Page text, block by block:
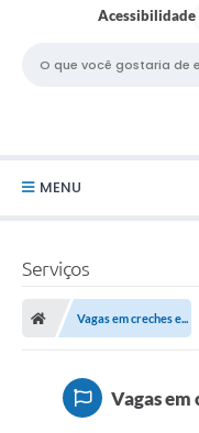
Acessibilidade
MENU
Ouvidoria
Publicações Oficias
Serviços
Vagas em creches e...
Vagas em